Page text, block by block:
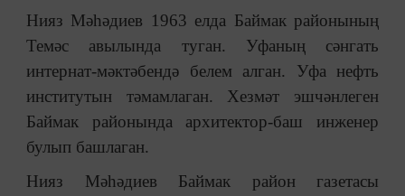
Нияз Мәһәдиев 1963 елда Баймак районының
Темәс авылында туган. Уфаның сәнгать
интернат-мәктәбендә белем алган. Уфа нефть
институтын тәмамлаган. Хезмәт эшчәнлеген
Баймак районында архитектор-баш инженер
булып башлаган.
Нияз Мәһәдиев Баймак район газетасы